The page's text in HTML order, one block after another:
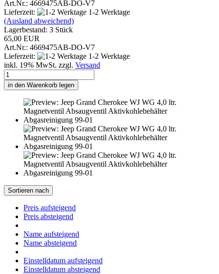
Art.Nr.: 4669475AB-DO-V7
Lieferzeit:
1-2 Werktage
(Ausland abweichend)
Lagerbestand: 3 Stück
65,00 EUR
Art.Nr.: 4669475AB-DO-V7
Lieferzeit:
1-2 Werktage
inkl. 19% MwSt. zzgl. Versand
in den Warenkorb legen
Sortieren nach
Preis aufsteigend
Preis absteigend
Name aufsteigend
Name absteigend
Einstelldatum aufsteigend
Einstelldatum absteigend